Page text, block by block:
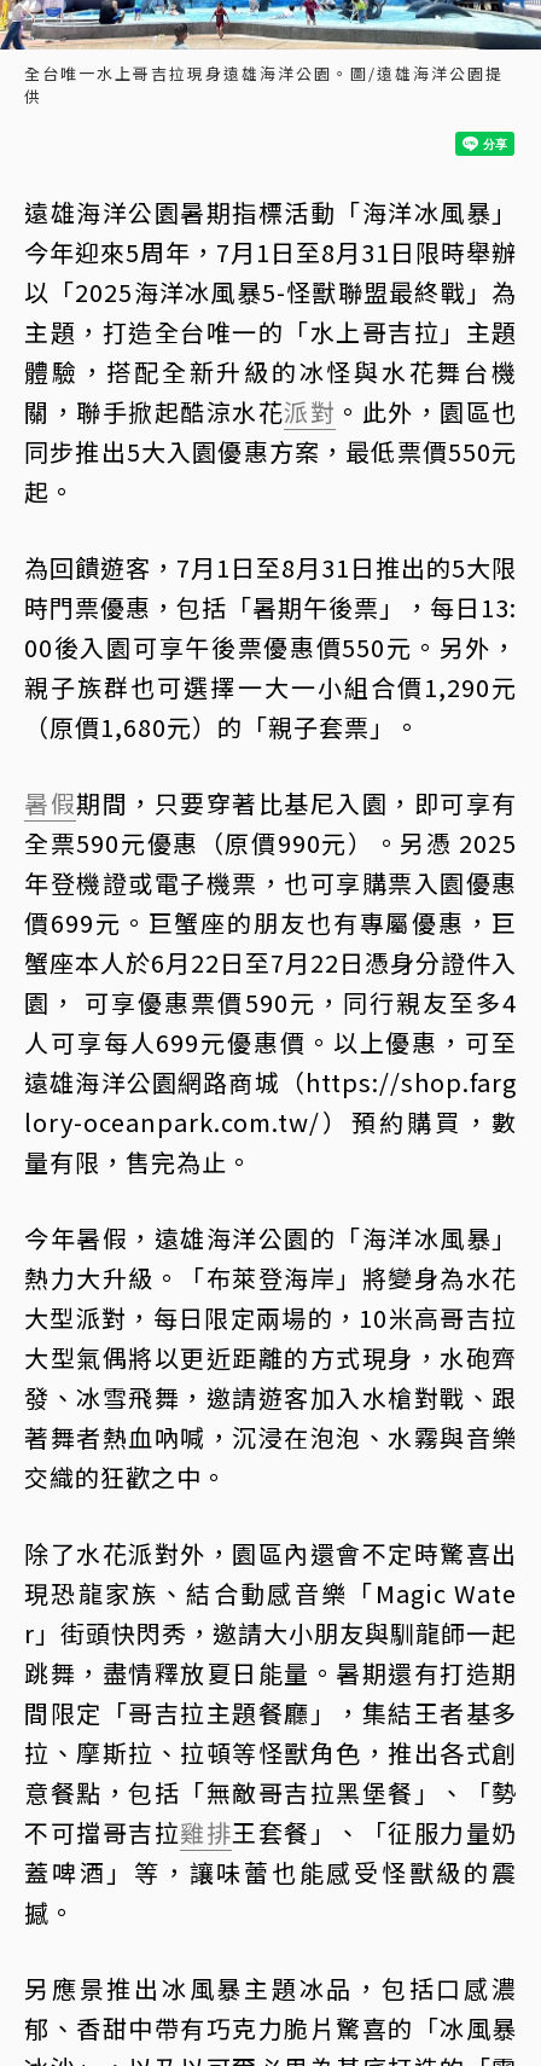
全台唯一水上哥吉拉現身遠雄海洋公園。圖/遠雄海洋公園提
供
遠雄海洋公園暑期指標活動「海洋冰風暴」
今年迎來5周年，7月1日至8月31日限時舉辦
以「2025海洋冰風暴5-怪獸聯盟最終戰」為
主題，打造全台唯一的「水上哥吉拉」主題
體驗，搭配全新升級的冰怪與水花舞台機
關，聯手掀起酷涼水花派對 。此外，園區也
同步推出5大入園優惠方案，最低票價550元
起。
為回饋遊客，7月1日至8月31日推出的5大限
時門票優惠，包括「暑期午後票」，每日13:
00後入園可享午後票優惠價550元。另外，
親子族群也可選擇一大一小組合價1,290元
（原價1,680元）的「親子套票」。
暑假期間，只要穿著比基尼入園，即可享有
全票590元優惠（原價990元）。另憑 2025
年登機證或電子機票，也可享購票入園優惠
價699元。巨蟹座的朋友也有專屬優惠，巨
蟹座本人於6月22日至7月22日憑身分證件入
園， 可享優惠票價590元，同行親友至多4
人可享每人699元優惠價。以上優惠，可至
遠雄海洋公園網路商城（https://shop.farg
lory-oceanpark.com.tw/）預約購買，數
量有限，售完為止。
今年暑假，遠雄海洋公園的「海洋冰風暴」
熱力大升級。「布萊登海岸」將變身為水花
大型派對，每日限定兩場的，10米高哥吉拉
大型氣偶將以更近距離的方式現身，水砲齊
發、冰雪飛舞，邀請遊客加入水槍對戰、跟
著舞者熱血吶喊，沉浸在泡泡、水霧與音樂
交織的狂歡之中。
除了水花派對外，園區內還會不定時驚喜出
現恐龍家族、結合動感音樂「Magic Wate
r」街頭快閃秀，邀請大小朋友與馴龍師一起
跳舞，盡情釋放夏日能量。暑期還有打造期
間限定「哥吉拉主題餐廳」，集結王者基多
拉、摩斯拉、拉頓等怪獸角色，推出各式創
意餐點，包括「無敵哥吉拉黑堡餐」、「勢
不可擋哥吉拉雞排王套餐」、「征服力量奶
蓋啤酒」等，讓味蕾也能感受怪獸級的震
撼。
另應景推出冰風暴主題冰品，包括口感濃
郁、香甜中帶有巧克力脆片驚喜的「冰風暴